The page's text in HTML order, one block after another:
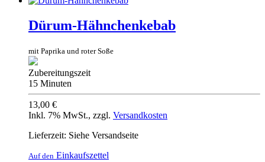
Dürum-Hähnchenkebab
mit Paprika und roter Soße
Zubereitungszeit
15 Minuten
13,00 €
Inkl. 7% MwSt., zzgl. Versandkosten
Lieferzeit: Siehe Versandseite
Auf den Einkaufszettel